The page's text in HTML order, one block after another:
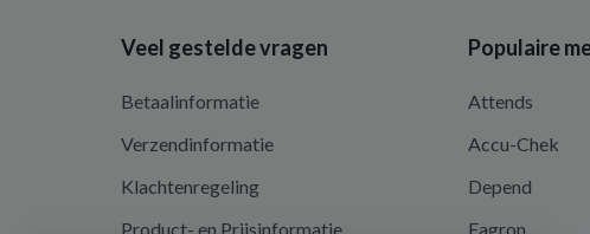
Veel gestelde vragen
Betaalinformatie
Verzendinformatie
Klachtenregeling
Product- en Prijsinformatie
Populaire
Attends
Accu-Chek
Depend
Fagron